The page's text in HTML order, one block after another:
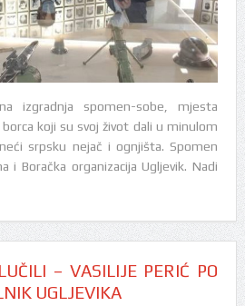
izgradnja spomen-sobe, mjesta
koji su svoj život dali u minulom
srpsku nejač i ognjišta. Spomen
i Boračka organizacija Ugljevik. Nadi
– VASILIJE PERIĆ PO
UGLJEVIKA